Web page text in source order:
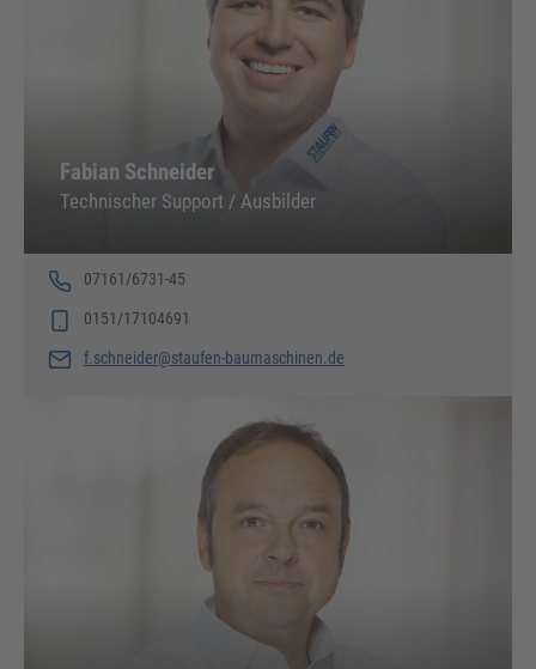
Fabian Schneider
Technischer Support / Ausbilder
07161/6731-45
0151/17104691
f.schneider@staufen-baumaschinen.de